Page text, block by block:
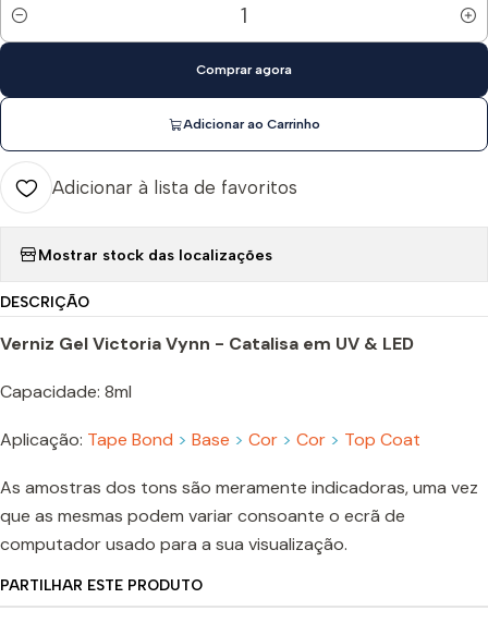
Quantidade
Adicionar ao Carrinho
Comprar agora
Adicionar à lista de favoritos
Mostrar stock das localizações
DESCRIÇÃO
Verniz Gel Victoria Vynn - Catalisa em UV & LED
Capacidade: 8ml
Aplicação: Tape Bond > Base > Cor > Cor > Top Coat
As amostras dos tons são meramente indicadoras, uma vez
que as mesmas podem variar consoante o ecrã de
computador usado para a sua visualização.
PARTILHAR ESTE PRODUTO